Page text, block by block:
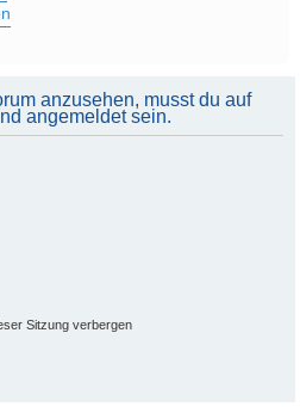
anzusehen, musst du auf
angemeldet sein.
Sitzung verbergen